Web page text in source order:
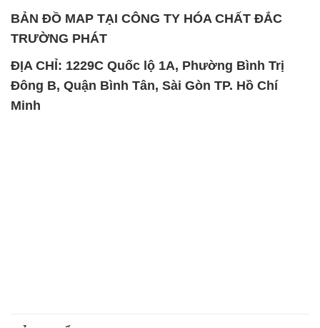
BẢN ĐỒ MAP TẠI CÔNG TY HÓA CHẤT ĐẮC
TRƯỜNG PHÁT
ĐỊA CHỈ: 1229C Quốc lộ 1A, Phường Bình Trị
Đông B, Quận Bình Tân, Sài Gòn TP. Hồ Chí
Minh